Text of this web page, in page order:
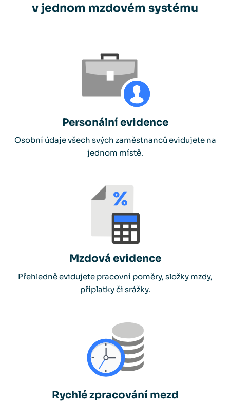
v jednom mzdovém systému
Personální evidence
Osobní údaje všech svých zaměstnanců evidujete na
jednom místě.
Mzdová evidence
Přehledně evidujete pracovní poměry, složky mzdy,
příplatky či srážky.
Rychlé zpracování mezd